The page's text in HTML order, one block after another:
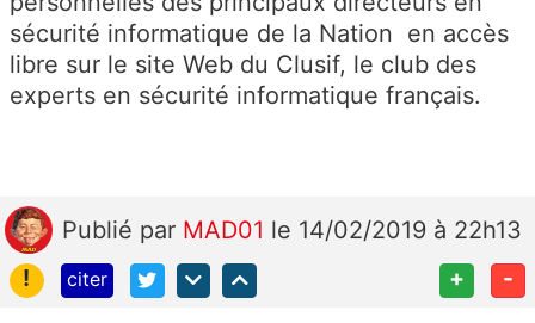
sécurité informatique de la Nation en accès
libre sur le site Web du Clusif, le club des
experts en sécurité informatique français.
Publié par MAD01 le 14/02/2019 à 22h13
!
citer + -